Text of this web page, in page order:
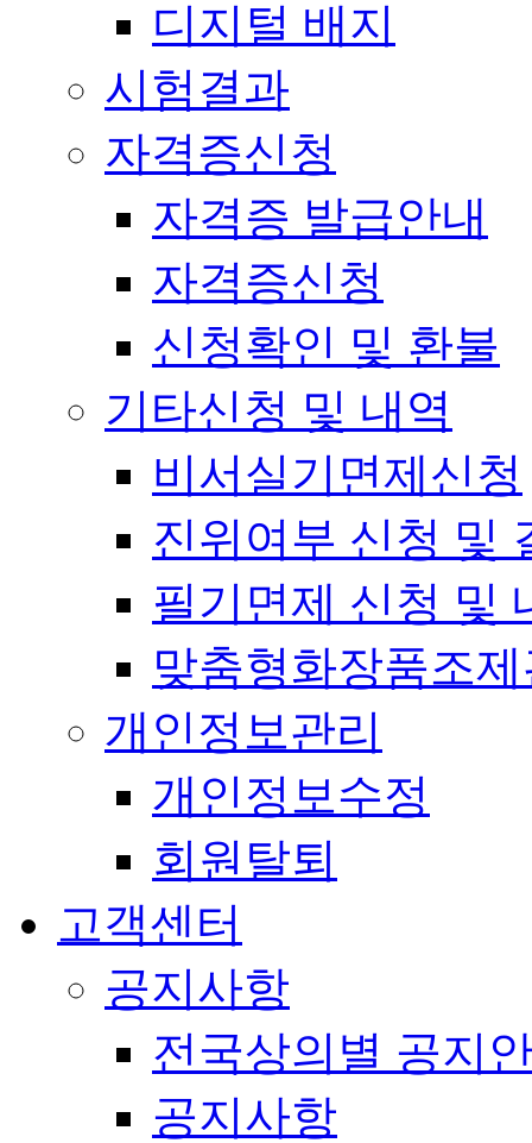
디지털 배지
시험결과
자격증신청
자격증 발급안내
자격증신청
신청확인 및 환불
기타신청 및 내역
비서실기면제신청
진위여부 신청 및
필기면제 신청 및
맞춤형화장품조
개인정보관리
개인정보수정
회원탈퇴
고객센터
공지사항
전국상의별 공지
공지사항